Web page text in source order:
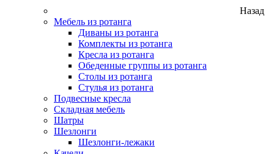
Назад
Мебель из ротанга
Диваны из ротанга
Комплекты из ротанга
Кресла из ротанга
Обеденные группы из ротанга
Столы из ротанга
Стулья из ротанга
Подвесные кресла
Складная мебель
Шатры
Шезлонги
Шезлонги-лежаки